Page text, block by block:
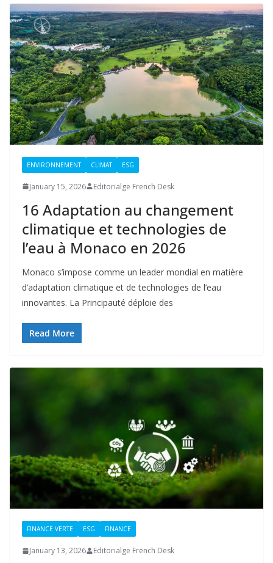
ENVIRONNEMENT CLIMAT ESG
January 15, 2026 Editorialge French Desk
16 Adaptation au changement
climatique et technologies de
l’eau à Monaco en 2026
Monaco s’impose comme un leader mondial en matière
d’adaptation climatique et de technologies de l’eau
innovantes. La Principauté déploie des
Read More
FINANCE VERTE ESG FINANCE
January 13, 2026 Editorialge French Desk